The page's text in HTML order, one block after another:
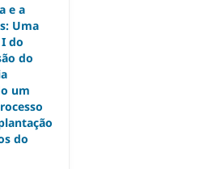
e a
Uma
do
do
um
do